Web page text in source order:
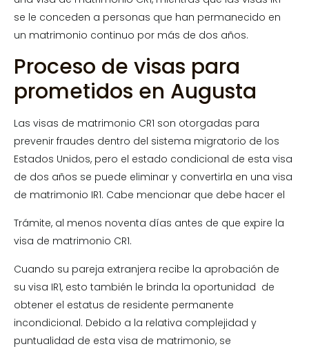
se le conceden a personas que han permanecido en
un matrimonio continuo por más de dos años.
Proceso de visas para
prometidos en Augusta
Las visas de matrimonio CR1 son otorgadas para
prevenir fraudes dentro del sistema migratorio de los
Estados Unidos, pero el estado condicional de esta visa
de dos años se puede eliminar y convertirla en una visa
de matrimonio IR1. Cabe mencionar que debe hacer el
Trámite, al menos noventa días antes de que expire la
visa de matrimonio CR1.
Cuando su pareja extranjera recibe la aprobación de
su visa IR1, esto también le brinda la oportunidad de
obtener el estatus de residente permanente
incondicional. Debido a la relativa complejidad y
puntualidad de esta visa de matrimonio, se